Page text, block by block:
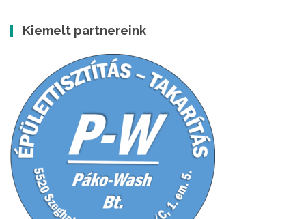
Kiemelt partnereink